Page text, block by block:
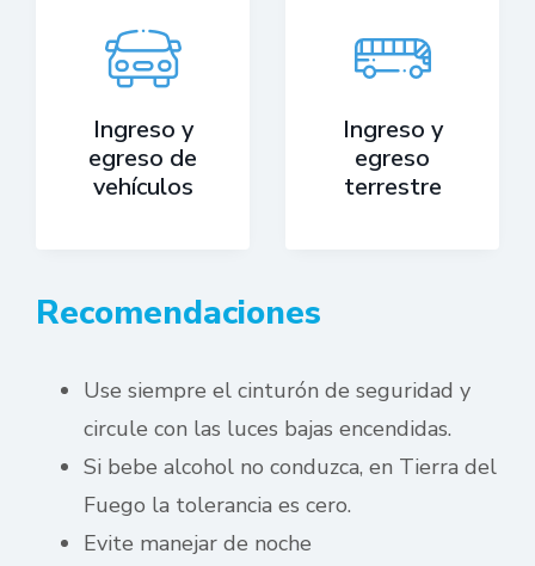
Ingreso y
egreso de
vehículos
Ingreso y
egreso
terrestre
Recomendaciones
Use siempre el cinturón de seguridad y
circule con las luces bajas encendidas.
Si bebe alcohol no conduzca, en Tierra del
Fuego la tolerancia es cero.
Evite manejar de noche